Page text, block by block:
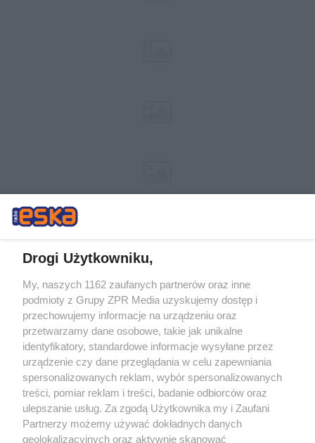
Żaden utwór zamieszczony w serwisie nie może być powielany i
rozpowszechniany lub dalej rozpowszechniany w jakikolwiek sposób (w
tym także elektroniczny lub mechaniczny) na jakimkolwiek polu
eksploatacji w jakiejkolwiek formie, włącznie z umieszczaniem w
Internecie bez pisemnej zgody właściciela praw. Jakiekolwiek użycie lub
wykorzystanie utworów w całości lub w części z naruszeniem prawa,
tzn. bez właściwej zgody, jest zabronione pod groźbą kary i może być
ścigane prawnie.
Drogi Użytkowniku,
My, naszych 1162 zaufanych partnerów oraz inne
podmioty z Grupy ZPR Media uzyskujemy dostęp i
przechowujemy informacje na urządzeniu oraz
przetwarzamy dane osobowe, takie jak unikalne
identyfikatory, standardowe informacje wysyłane przez
urządzenie czy dane przeglądania w celu zapewniania
spersonalizowanych reklam, wybór spersonalizowanych
treści, pomiar reklam i treści, badanie odbiorców oraz
ulepszanie usług. Za zgodą Użytkownika my i Zaufani
Partnerzy możemy używać dokładnych danych
geolokalizacyjnych oraz aktywnie skanować